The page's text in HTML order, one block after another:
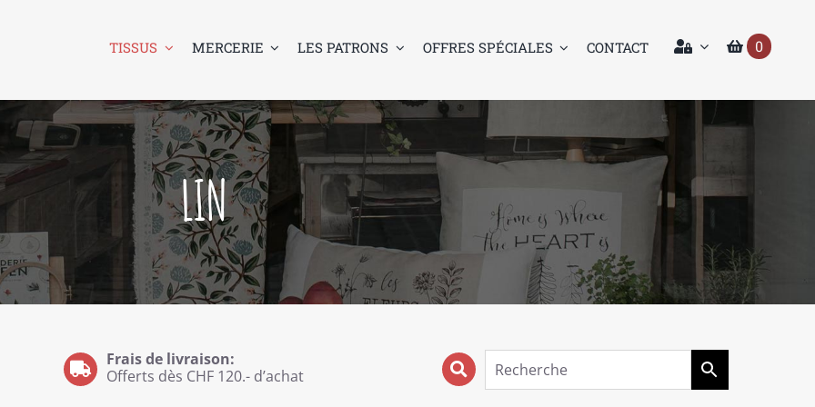
TISSUS MERCERIE LES PATRONS OFFRES SPÉCIALES CONTACT 0
LIN
Frais de livraison:
Offerts dès CHF 120.- d’achat